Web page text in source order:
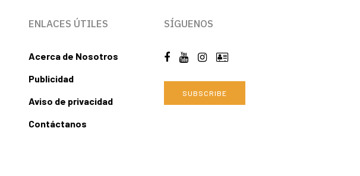
ENLACES ÚTILES
Acerca de Nosotros
Publicidad
Aviso de privacidad
Contáctanos
SÍGUENOS
SUBSCRIBE